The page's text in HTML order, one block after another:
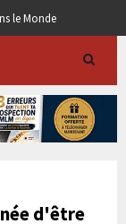
le Monde
d'être